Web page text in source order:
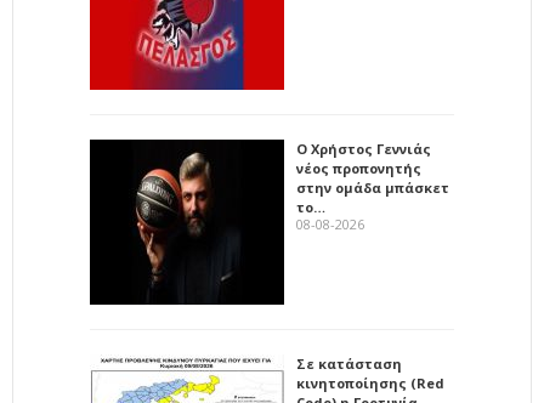
Ο Χρήστος Γεννιάς
νέος προπονητής
στην ομάδα μπάσκετ
το…
08-08-2026
Σε κατάσταση
κινητοποίησης (Red